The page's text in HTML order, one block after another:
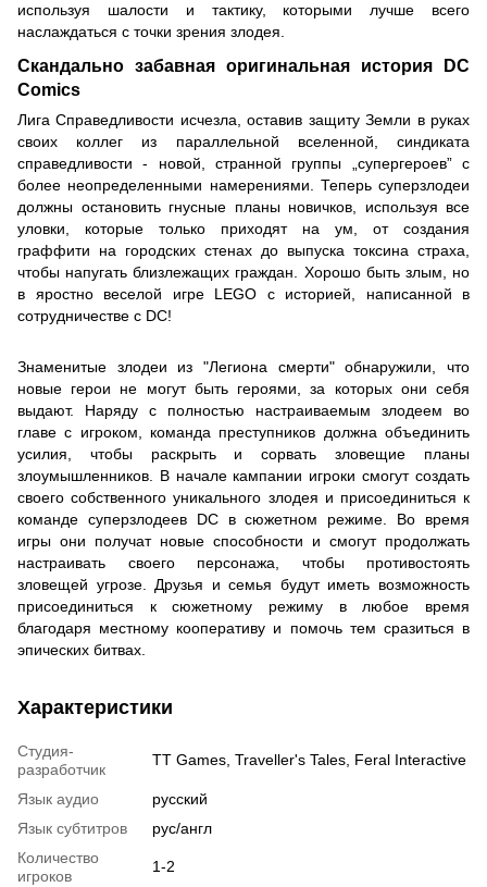
используя шалости и тактику, которыми лучше всего
наслаждаться с точки зрения злодея.
Скандально забавная оригинальная история DC
Comics
Лига Справедливости исчезла, оставив защиту Земли в руках
своих коллег из параллельной вселенной, синдиката
справедливости - новой, странной группы „супергероев” с
более неопределенными намерениями. Теперь суперзлодеи
должны остановить гнусные планы новичков, используя все
уловки, которые только приходят на ум, от создания
граффити на городских стенах до выпуска токсина страха,
чтобы напугать близлежащих граждан. Хорошо быть злым, но
в яростно веселой игре LEGO с историей, написанной в
сотрудничестве с DC!
Знаменитые злодеи из "Легиона смерти" обнаружили, что
новые герои не могут быть героями, за которых они себя
выдают. Наряду с полностью настраиваемым злодеем во
главе с игроком, команда преступников должна объединить
усилия, чтобы раскрыть и сорвать зловещие планы
злоумышленников. В начале кампании игроки смогут создать
своего собственного уникального злодея и присоединиться к
команде суперзлодеев DC в сюжетном режиме. Во время
игры они получат новые способности и смогут продолжать
настраивать своего персонажа, чтобы противостоять
зловещей угрозе. Друзья и семья будут иметь возможность
присоединиться к сюжетному режиму в любое время
благодаря местному кооперативу и помочь тем сразиться в
эпических битвах.
Характеристики
Студия-
разработчик
TT Games, Traveller's Tales, Feral Interactive
Язык аудио
русский
Язык субтитров
рус/англ
Количество
игроков
1-2